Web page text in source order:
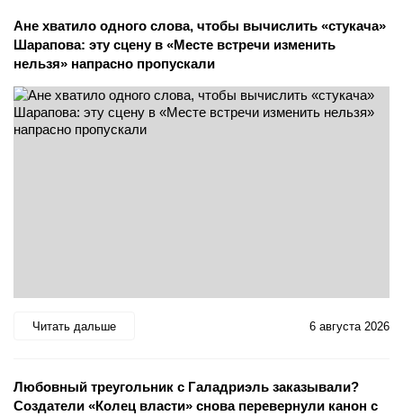
Ане хватило одного слова, чтобы вычислить «стукача»
Шарапова: эту сцену в «Месте встречи изменить
нельзя» напрасно пропускали
Читать дальше 6 августа 2026
Любовный треугольник с Галадриэль заказывали?
Создатели «Колец власти» снова перевернули канон с